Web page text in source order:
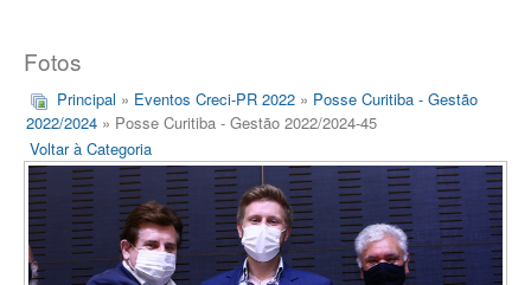
Fotos
Principal » Eventos Creci-PR 2022 » Posse Curitiba - Gestão
2022/2024 » Posse Curitiba - Gestão 2022/2024-45
Voltar à Categoria